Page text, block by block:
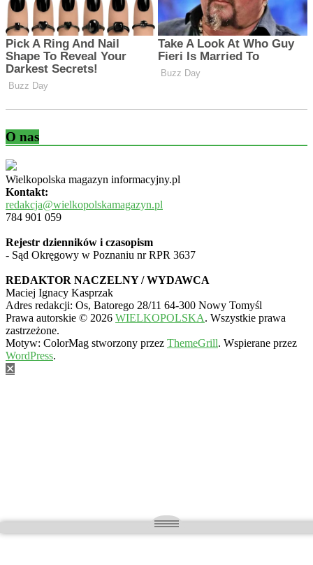
O nas
Wielkopolska magazyn informacyjny.pl
Kontakt:
redakcja@wielkopolskamagazyn.pl
784 901 059
Rejestr dzienników i czasopism
- Sąd Okręgowy w Poznaniu nr RPR 3637
REDAKTOR NACZELNY / WYDAWCA
Maciej Ignacy Kasprzak
Adres redakcji: Os, Batorego 28/11 64-300 Nowy Tomyśl
Prawa autorskie © 2026 WIELKOPOLSKA. Wszystkie prawa
zastrzeżone.
Motyw: ColorMag stworzony przez ThemeGrill. Wspierane przez
WordPress.
✕